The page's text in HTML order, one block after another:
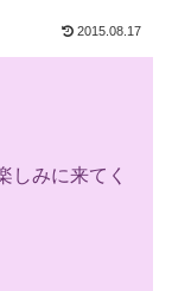
2015.08.17
しみに来てく